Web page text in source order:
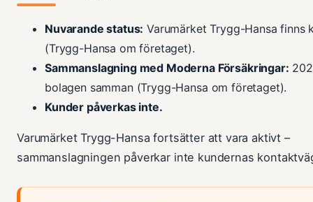
Nuvarande status: Varumärket Trygg-Hansa finns
(Trygg-Hansa om företaget).
Sammanslagning med Moderna Försäkringar:
bolagen samman (Trygg-Hansa om företaget).
Kunder påverkas inte.
Varumärket Trygg-Hansa fortsätter att vara aktivt –
sammanslagningen påverkar inte kundernas